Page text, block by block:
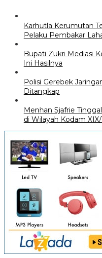
Karhutla Kerumutan
Pelaku Pembakar
Bupati Zukri Mediasi
Ini Hasilnya
Polisi Gerebek
Ditangkap
Menhan Sjafrie
di Wilayah Kodam